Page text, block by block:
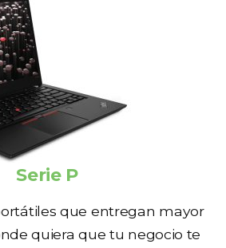
Serie P
que entregan mayor
quiera que tu negocio te